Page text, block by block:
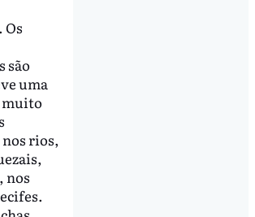
são
uma
muito
rios,
nos